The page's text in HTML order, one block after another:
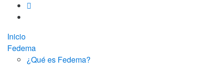
Inicio
Fedema
¿Qué es Fedema?